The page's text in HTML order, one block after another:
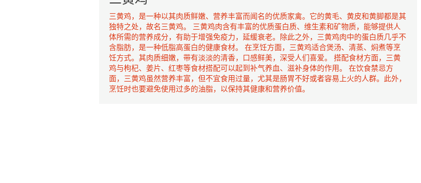
三黄鸡，是一种以其肉质鲜嫩、营养丰富而闻名的优质家禽。它的黄毛、黄皮和黄脚都是其
独特之处，故名三黄鸡。 三黄鸡肉含有丰富的优质蛋白质、维生素和矿物质，能够提供人
体所需的营养成分，有助于增强免疫力，延缓衰老。除此之外，三黄鸡肉中的蛋白质几乎不
含脂肪，是一种低脂高蛋白的健康食材。 在烹饪方面，三黄鸡适合煲汤、清蒸、焖煮等烹
饪方式。其肉质细嫩，带有淡淡的清香，口感鲜美，深受人们喜爱。 搭配食材方面，三黄
鸡与枸杞、姜片、红枣等食材搭配可以起到补气养血、滋补身体的作用。 在饮食禁忌方
面，三黄鸡虽然营养丰富，但不宜食用过量，尤其是肠胃不好或者容易上火的人群。此外，
烹饪时也要避免使用过多的油脂，以保持其健康和营养价值。